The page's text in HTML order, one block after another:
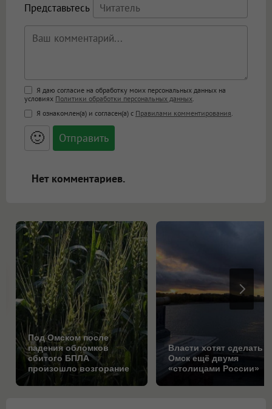
Представьтесь
Поддержка HTML
<b>, <strong>, <u>, <i>, <em>, <s>, <big>,
<small>, <sup>, <sub>, <pre>, <ul>, <ol>, <li>,
<blockquote>, <code> экранирует HTML,
адреса URL автоматически становятся
ссылками, и [img]адрес[/img] будет
Я даю согласие на обработку моих персональных данных на
условиях Политики обработки персональных данных.
Я ознакомлен(а) и согласен(а) с Правилами комментирования.
🙂
Нет комментариев.
Под Омском после
падения обломков
сбитого БПЛА
произошло возгорание
Власти хотят сделать
Омск ещё двумя
«столицами России»